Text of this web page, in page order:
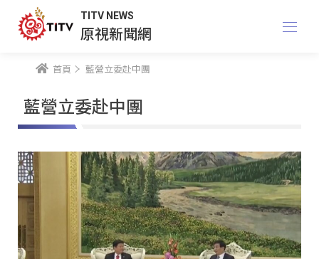
TITV NEWS
原視新聞網
首頁 藍營立委赴中團
藍營立委赴中團